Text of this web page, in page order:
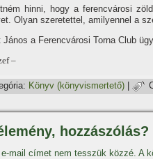
hinni, hogy a ferencvárosi
Olyan szeretettel, amilyennel a
János a Ferencvárosi Torna Club
–
Könyv (könyvismertető)
hozzászólás?
mail címet nem tesszük közzé. A